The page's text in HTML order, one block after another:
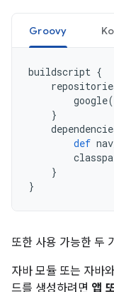
Groovy
buildscript {
google
}
def
}
}
또한 사용 가능한 두
자바 모듈 또는 자바
드를 생성하려면 앱